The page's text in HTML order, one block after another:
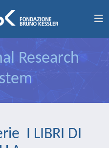
Research
I LIBRI DI